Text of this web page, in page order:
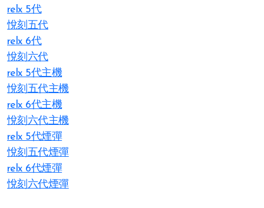
relx 5代
悅刻五代
relx 6代
悅刻六代
relx 5代主機
悅刻五代主機
relx 6代主機
悅刻六代主機
relx 5代煙彈
悅刻五代煙彈
relx 6代煙彈
悅刻六代煙彈